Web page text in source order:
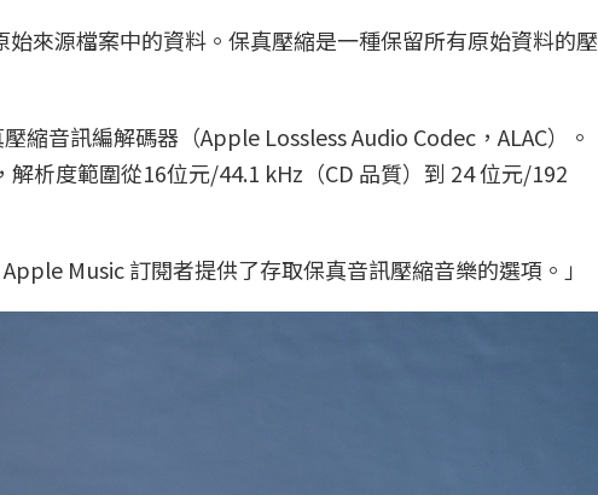
來源檔案中的資料。保真壓縮是一種保留所有原始資料的壓
音訊編解碼器（Apple Lossless Audio Codec，ALAC）。
析度範圍從16位元/44.1 kHz（CD 品質）到 24 位元/192
Music 訂閱者提供了存取保真音訊壓縮音樂的選項。」